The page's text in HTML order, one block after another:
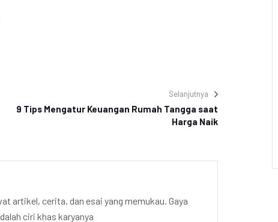
Selanjutnya
9 Tips Mengatur Keuangan Rumah Tangga saat
Harga Naik
artikel, cerita, dan esai yang memukau. Gaya
ciri khas karyanya